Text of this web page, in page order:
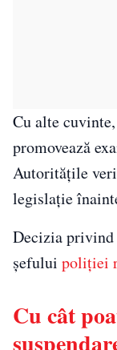
Cu alte
promovează
Autoritățile
legislație
Decizia privind
șefului poliției
Cu cât